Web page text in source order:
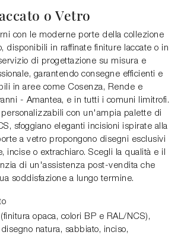
o Vetro
con le moderne porte della collezione
disponibili in raffinate finiture laccate o in
di progettazione su misura e
garantendo consegne efficienti e
in aree come Cosenza, Rende e
- Amantea, e in tutti i comuni limitrofi.
personalizzabili con un'ampia palette di
sfoggiano eleganti incisioni ispirate alla
a vetro propongono disegni esclusivi
incise o extrachiaro. Scegli la qualità e il
di un'assistenza post-vendita che
soddisfazione a lungo termine.
(finitura opaca, colori BP e RAL/NCS),
natura, sabbiato, inciso,